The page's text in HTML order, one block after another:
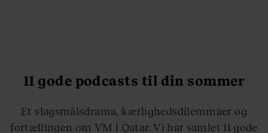
11 gode podcasts til din sommer
Et slagsmålsdrama, kærlighedsdilemmaer og
fortællingen om VM i Qatar. Vi har samlet 11 gode